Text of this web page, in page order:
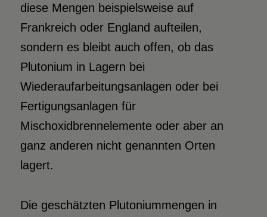
diese Mengen beispielsweise auf
Frankreich oder England aufteilen,
sondern es bleibt auch offen, ob das
Plutonium in Lagern bei
Wiederaufarbeitungsanlagen oder bei
Fertigungsanlagen für
Mischoxidbrennelemente oder aber an
ganz anderen nicht genannten Orten
lagert.
Die geschätzten Plutoniummengen in